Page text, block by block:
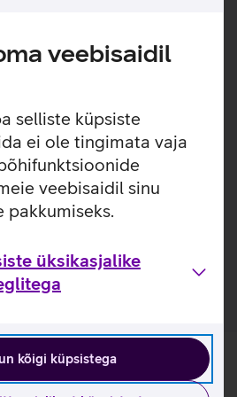
veebisaidil
selliste küpsiste
ei ole tingimata vaja
veebisaidil sinu
üksikasjalike
kõigi küpsistega
sülearvuti.
jaoks.
välised lisataskud, kus saab
tarvikuid.
materjalidest.